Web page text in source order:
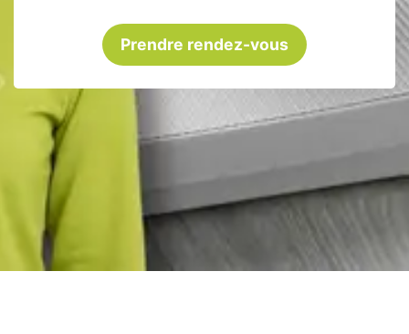
Prendre rendez-vous